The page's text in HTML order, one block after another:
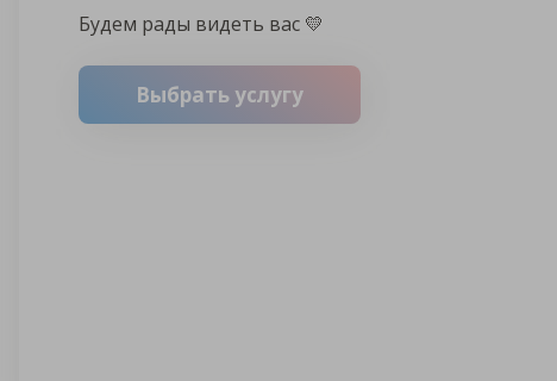
Будем рады видеть вас 💛
Выбрать услугу